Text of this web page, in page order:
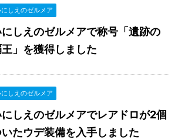
にしえのゼルメア
にしえのゼルメアで称号「遺跡の
」を獲得しました
にしえのゼルメア
にしえのゼルメアでレアドロが2個
たウデ装備を入手しました